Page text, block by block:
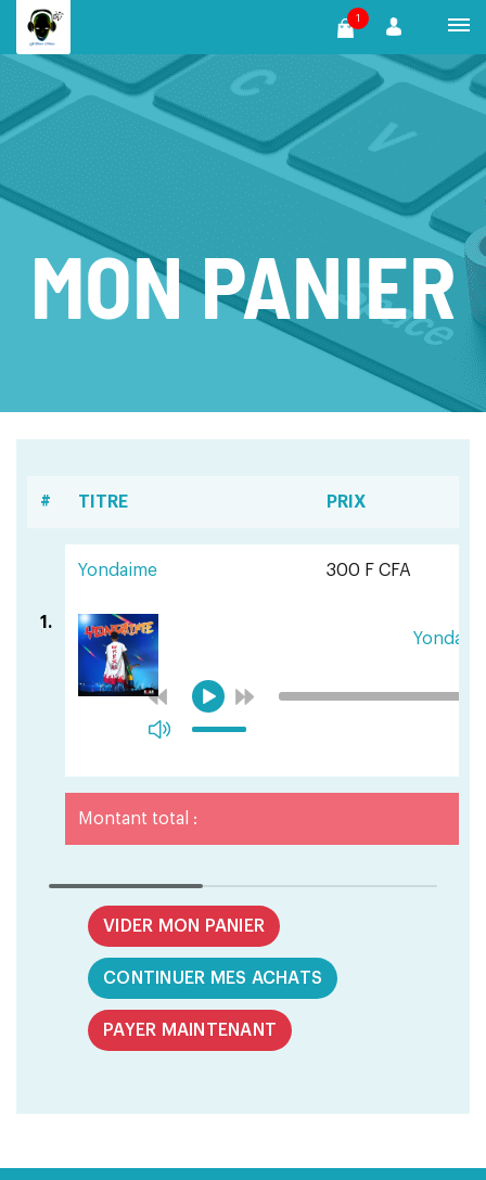
1
MON PANIER
# TITRE PRIX
Yondaime 300 F CFA
1.
Montant total :
VIDER MON PANIER
CONTINUER MES ACHATS
PAYER MAINTENANT